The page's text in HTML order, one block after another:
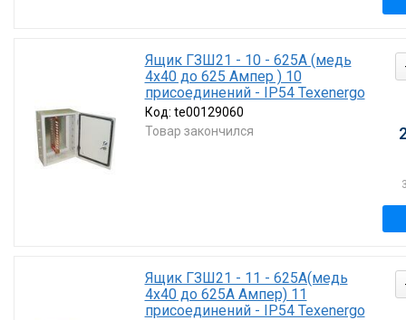
Ящик ГЗШ21 - 10 - 625А (медь
4х40 до 625 Ампер ) 10
присоединений - IP54 Texenergo
Код: te00129060
Товар закончился
Ящик ГЗШ21 - 11 - 625А(медь
4х40 до 625А Ампер) 11
присоединений - IP54 Texenergo